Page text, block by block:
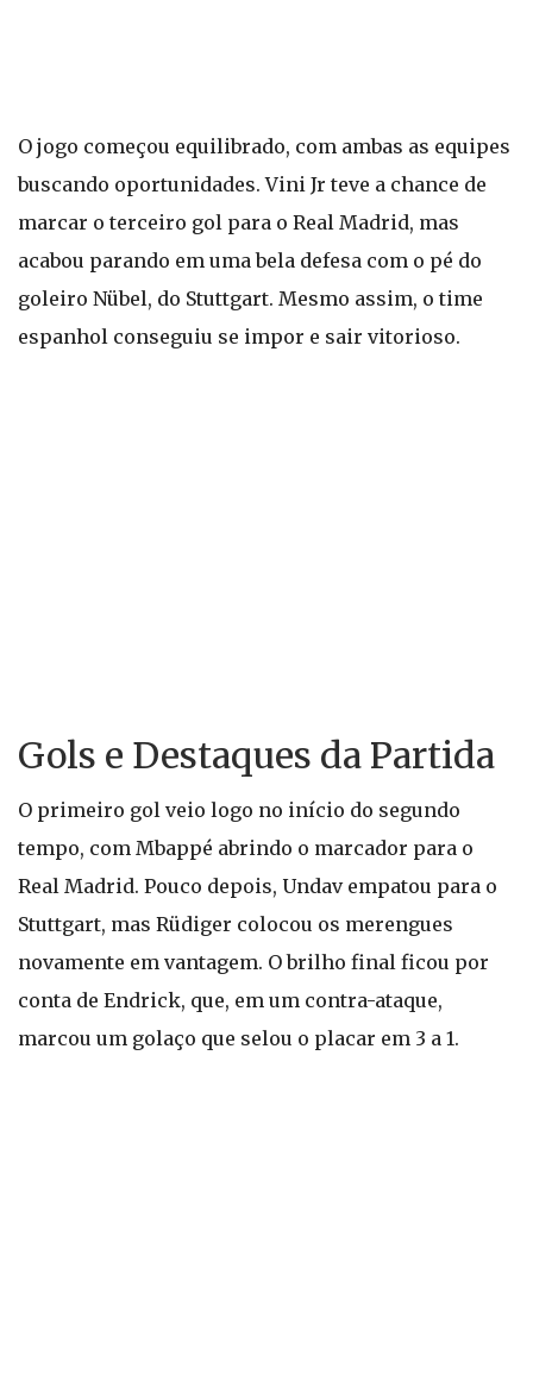
O jogo começou equilibrado, com ambas as equipes
buscando oportunidades. Vini Jr teve a chance de
marcar o terceiro gol para o Real Madrid, mas
acabou parando em uma bela defesa com o pé do
goleiro Nübel, do Stuttgart. Mesmo assim, o time
espanhol conseguiu se impor e sair vitorioso.
Gols e Destaques da Partida
O primeiro gol veio logo no início do segundo
tempo, com Mbappé abrindo o marcador para o
Real Madrid. Pouco depois, Undav empatou para o
Stuttgart, mas Rüdiger colocou os merengues
novamente em vantagem. O brilho final ficou por
conta de Endrick, que, em um contra-ataque,
marcou um golaço que selou o placar em 3 a 1.